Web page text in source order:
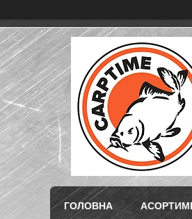
ГОЛОВНА